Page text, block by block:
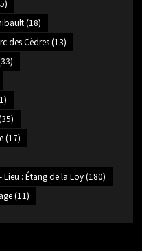
(18)
des Cèdres(13)
(17)
- Lieu : Étang de la Loy(180)
(11)